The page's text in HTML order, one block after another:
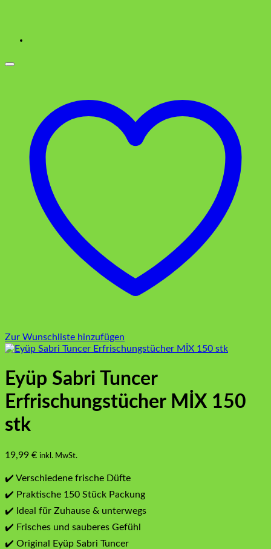
Zur Wunschliste hinzufügen
Eyüp Sabri Tuncer
Erfrischungstücher MİX 150
stk
19,99 € inkl. MwSt.
✔️ Verschiedene frische Düfte
✔️ Praktische 150 Stück Packung
✔️ Ideal für Zuhause & unterwegs
✔️ Frisches und sauberes Gefühl
✔️ Original Eyüp Sabri Tuncer